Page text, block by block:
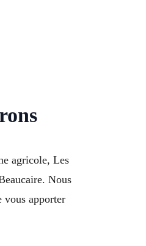
agricole, Les
Nous
vous apporter